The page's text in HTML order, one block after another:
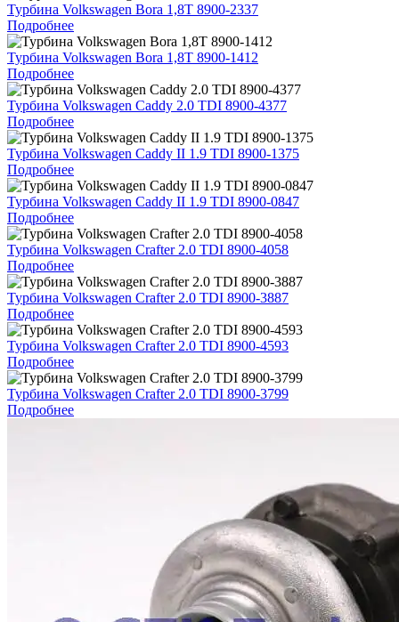
Турбина Volkswagen Bora 1,8T 8900-2337
Подробнее
Турбина Volkswagen Bora 1,8T 8900-1412
Подробнее
Турбина Volkswagen Caddy 2.0 TDI 8900-4377
Подробнее
Турбина Volkswagen Caddy II 1.9 TDI 8900-1375
Подробнее
Турбина Volkswagen Caddy II 1.9 TDI 8900-0847
Подробнее
Турбина Volkswagen Crafter 2.0 TDI 8900-4058
Подробнее
Турбина Volkswagen Crafter 2.0 TDI 8900-3887
Подробнее
Турбина Volkswagen Crafter 2.0 TDI 8900-4593
Подробнее
Турбина Volkswagen Crafter 2.0 TDI 8900-3799
Подробнее